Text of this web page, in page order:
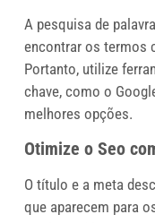
A pesquisa de
encontrar os termos
Portanto, utilize
chave, como o
melhores opções.
Otimize o Seo
O título e a meta
que aparecem para